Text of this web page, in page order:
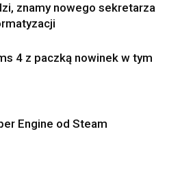
znamy nowego sekretarza
4 z paczką nowinek w tym
Engine od Steam